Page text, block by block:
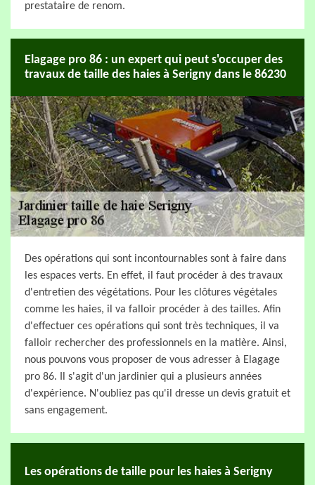
prestataire de renom.
Elagage pro 86 : un expert qui peut s'occuper des
travaux de taille des haies à Serigny dans le 86230
Des opérations qui sont incontournables sont à faire dans
les espaces verts. En effet, il faut procéder à des travaux
d'entretien des végétations. Pour les clôtures végétales
comme les haies, il va falloir procéder à des tailles. Afin
d'effectuer ces opérations qui sont très techniques, il va
falloir rechercher des professionnels en la matière. Ainsi,
nous pouvons vous proposer de vous adresser à Elagage
pro 86. Il s'agit d'un jardinier qui a plusieurs années
d'expérience. N'oubliez pas qu'il dresse un devis gratuit et
sans engagement.
Les opérations de taille pour les haies à Serigny